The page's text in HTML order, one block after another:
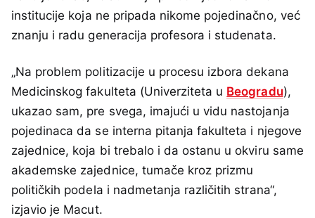
institucije koja ne pripada nikome pojedinačno, već
znanju i radu generacija profesora i studenata.
„Na problem politizacije u procesu izbora dekana
Medicinskog fakulteta (Univerziteta u Beogradu),
ukazao sam, pre svega, imajući u vidu nastojanja
pojedinaca da se interna pitanja fakulteta i njegove
zajednice, koja bi trebalo i da ostanu u okviru same
akademske zajednice, tumače kroz prizmu
političkih podela i nadmetanja različitih strana“,
izjavio je Macut.